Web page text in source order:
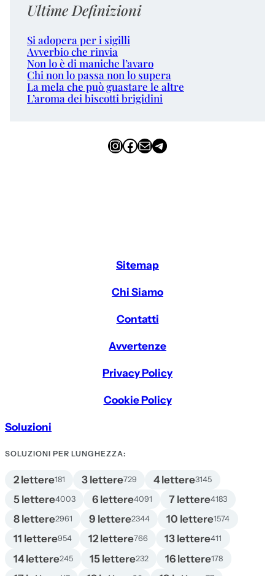
Ultime Definizioni
Si adopera per i sigilli
Avverbio che rinvia
Non lo è di maniche l’avaro
Chi non lo passa non lo supera
La mela che può guastare le altre
L’aroma dei biscotti brigidini
InstagramFacebook Email Telegram
Sitemap
Chi Siamo
Contatti
Avvertenze
Privacy Policy
Cookie Policy
Soluzioni
SOLUZIONI PER LUNGHEZZA:
2 lettere181 3 lettere729 4 lettere3145
5 lettere4003 6 lettere4091 7 lettere4183
8 lettere2961 9 lettere2344 10 lettere1574
11 lettere954 12 lettere766 13 lettere411
14 lettere245 15 lettere232 16 lettere178